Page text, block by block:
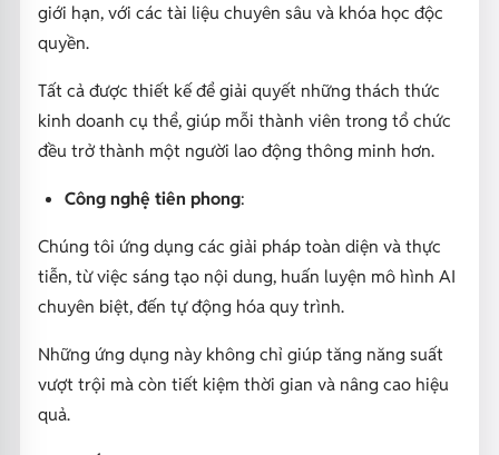
giới hạn, với các tài liệu chuyên sâu và khóa học độc
quyền.
Tất cả được thiết kế để giải quyết những thách thức
kinh doanh cụ thể, giúp mỗi thành viên trong tổ chức
đều trở thành một người lao động thông minh hơn.
Công nghệ tiên phong:
Chúng tôi ứng dụng các giải pháp toàn diện và thực
tiễn, từ việc sáng tạo nội dung, huấn luyện mô hình AI
chuyên biệt, đến tự động hóa quy trình.
Những ứng dụng này không chỉ giúp tăng năng suất
vượt trội mà còn tiết kiệm thời gian và nâng cao hiệu
quả.